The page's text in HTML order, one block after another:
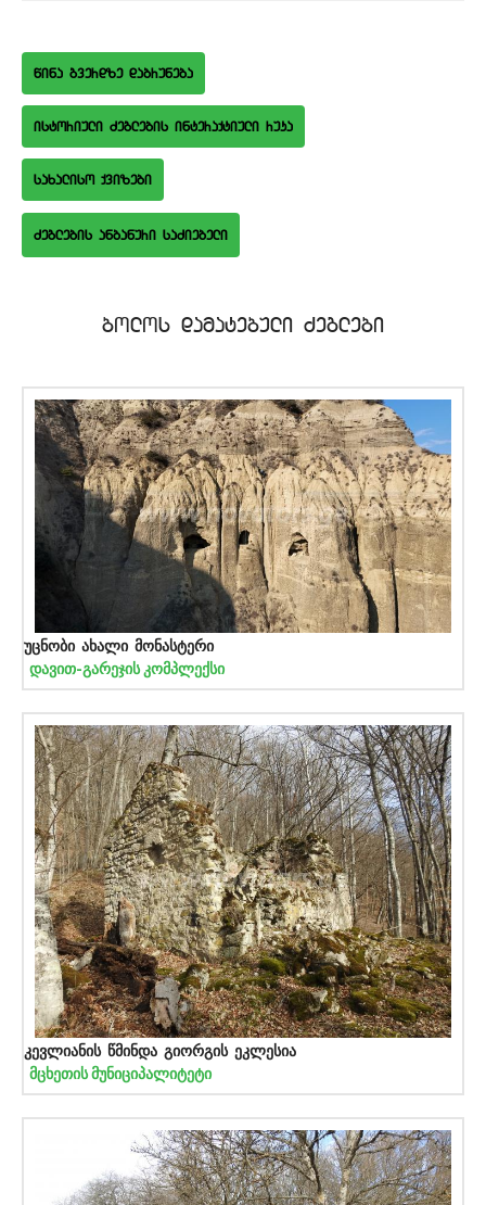
wina gverdze dabruneba
istoriuli Zeglebis interaqtiuli ruka
saxaliso qvizebi
bolos damatebuli Zeglebi
უცნობი ახალი მონასტერი
დავით-გარეჯის კომპლექსი
კევლიანის წმინდა გიორგის ეკლესია
მცხეთის მუნიციპალიტეტი